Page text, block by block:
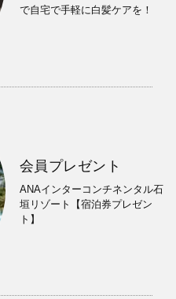
で自宅で手軽に白髪ケアを！
会員プレゼント
ANAインターコンチネンタル石
垣リゾート【宿泊券プレゼン
ト】